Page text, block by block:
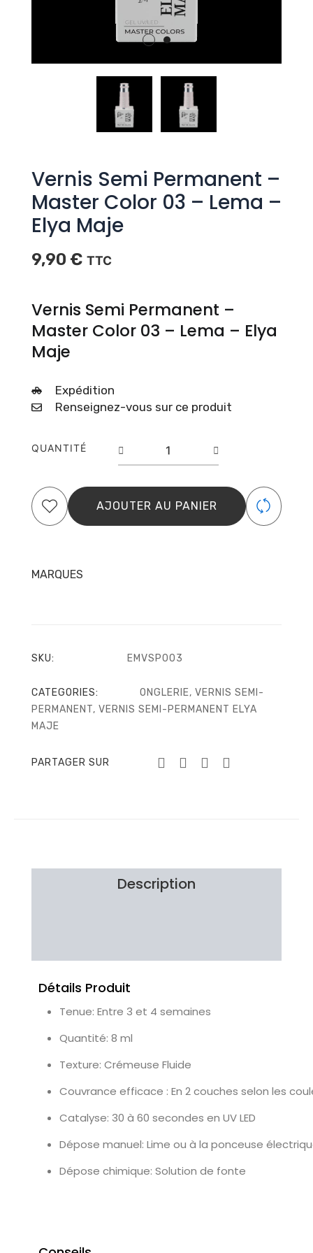
Vernis Semi Permanent –
Master Color 03 – Lema –
Elya Maje
9,90 € TTC
Vernis Semi Permanent –
Master Color 03 – Lema – Elya
Maje
Expédition
Renseignez-vous sur ce produit
QUANTITÉ
Semi
–
Master
AJOUTER AU PANIER
MARQUES
SKU: EMVSP003
CATEGORIES: ONGLERIE, VERNIS SEMI-
PERMANENT, VERNIS SEMI-PERMANENT ELYA
MAJE
PARTAGER SUR
Description
Détails Produit
Tenue: Entre 3 et 4 semaines
Quantité: 8 ml
Texture: Crémeuse Fluide
Couvrance efficace : En 2 couches selon les
Catalyse: 30 à 60 secondes en UV LED
Dépose manuel: Lime ou à la ponceuse
Dépose chimique: Solution de fonte